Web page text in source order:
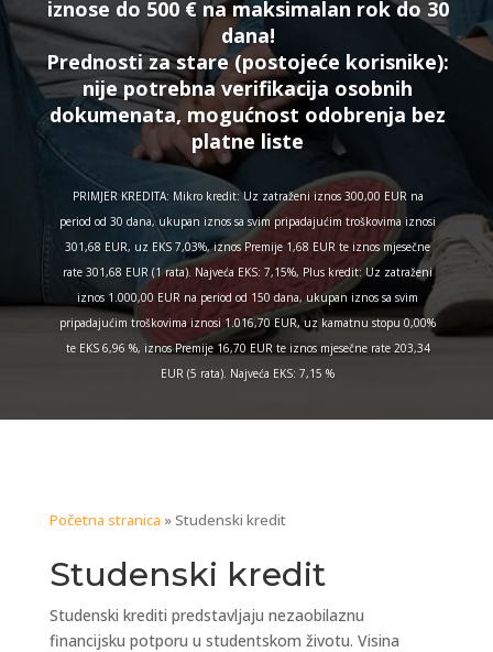
iznose do 500 € na maksimalan rok do 30
dana!
Prednosti za stare (postojeće korisnike):
nije potrebna verifikacija osobnih
dokumenata, mogućnost odobrenja bez
platne liste
PRIMJER KREDITA: Mikro kredit: Uz zatraženi iznos 300,00 EUR na
period od 30 dana, ukupan iznos sa svim pripadajućim troškovima iznosi
301,68 EUR, uz EKS 7,03%, iznos Premije 1,68 EUR te iznos mjesečne
rate 301,68 EUR (1 rata). Najveća EKS: 7,15%, Plus kredit: Uz zatraženi
iznos 1.000,00 EUR na period od 150 dana, ukupan iznos sa svim
pripadajućim troškovima iznosi 1.016,70 EUR, uz kamatnu stopu 0,00%
te EKS 6,96 %, iznos Premije 16,70 EUR te iznos mjesečne rate 203,34
EUR (5 rata). Najveća EKS: 7,15 %
Početna stranica »Studenski kredit
Studenski kredit
Studenski krediti predstavljaju nezaobilaznu
financijsku potporu u studentskom životu. Visina